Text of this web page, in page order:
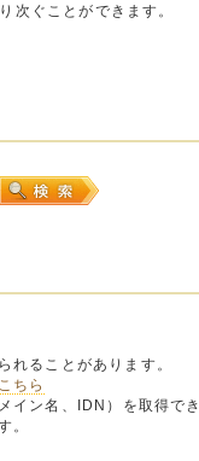
次ぐことができます。
ることがあります。
こちら
イン名、IDN）を取得でき
。